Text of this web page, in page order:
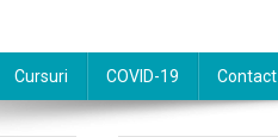
Cursuri COVID-19 Contact